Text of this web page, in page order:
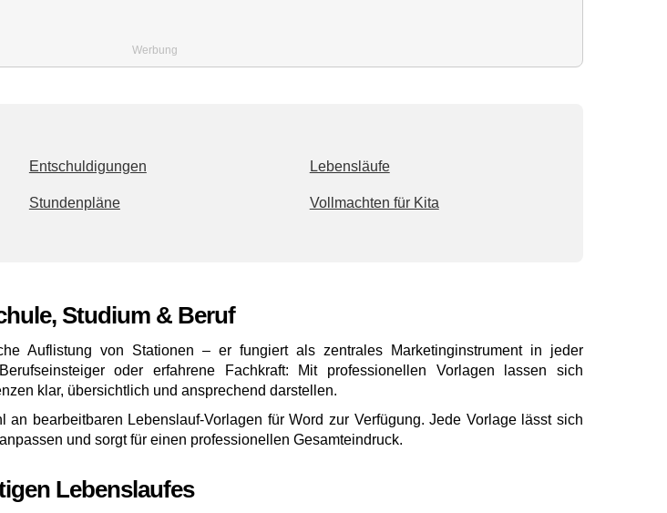
Werbung
Entschuldigungen Lebensläufe
Stundenpläne Vollmachten für Kita
Studium & Beruf
Auflistung von Stationen – er fungiert als zentrales Marketinginstrument in jeder
oder erfahrene Fachkraft: Mit professionellen Vorlagen lassen sich
klar, übersichtlich und ansprechend darstellen.
bearbeitbaren Lebenslauf-Vorlagen für Word zur Verfügung. Jede Vorlage lässt sich
und sorgt für einen professionellen Gesamteindruck.
Lebenslaufes